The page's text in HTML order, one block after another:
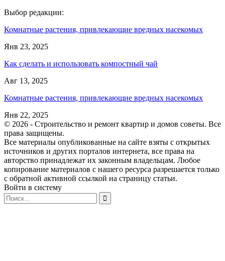
Выбор редакции:
Комнатные растения, привлекающие вредных насекомых
Янв 23, 2025
Как сделать и использовать компостный чай
Авг 13, 2025
Комнатные растения, привлекающие вредных насекомых
Янв 22, 2025
© 2026 - Строительство и ремонт квартир и домов советы. Все
права защищены.
Все материалы опубликованные на сайте взяты с открытых
источников и других порталов интернета, все права на
авторство принадлежат их законным владельцам. Любое
копирование материалов с нашего ресурса разрешается только
с обратной активной ссылкой на страницу статьи.
Войти в систему